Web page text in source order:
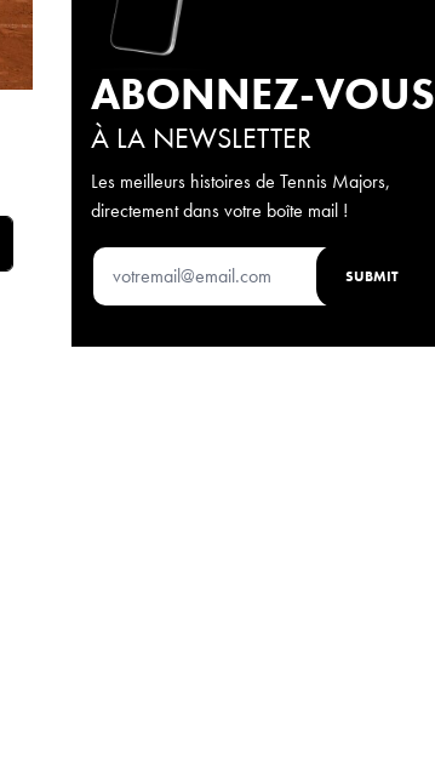
ABONNEZ-VOUS
À LA NEWSLETTER
Les meilleurs histoires de Tennis Majors,
directement dans votre boîte mail !